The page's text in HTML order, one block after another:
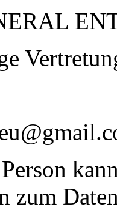
zum